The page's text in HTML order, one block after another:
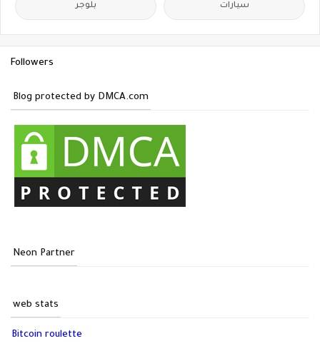
سيارات بلوجر
Followers
Blog protected by DMCA.com
Neon Partner
web stats
Bitcoin roulette